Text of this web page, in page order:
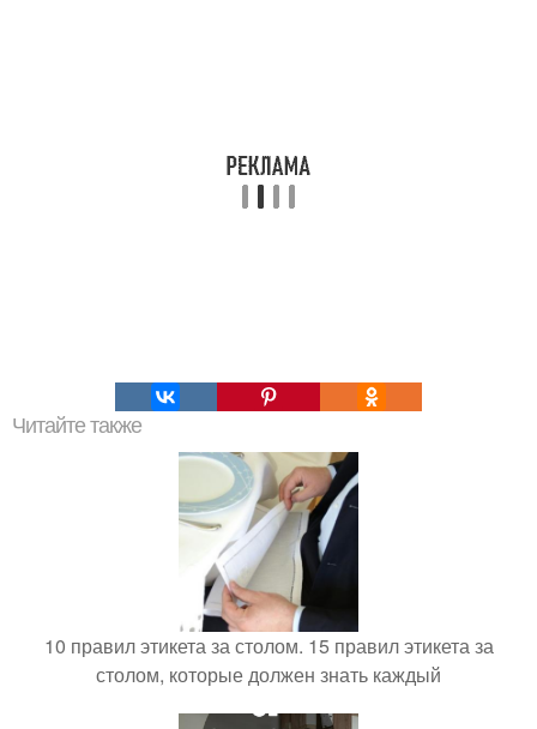
Читайте также
10 правил этикета за столом. 15 правил этикета за
столом, которые должен знать каждый